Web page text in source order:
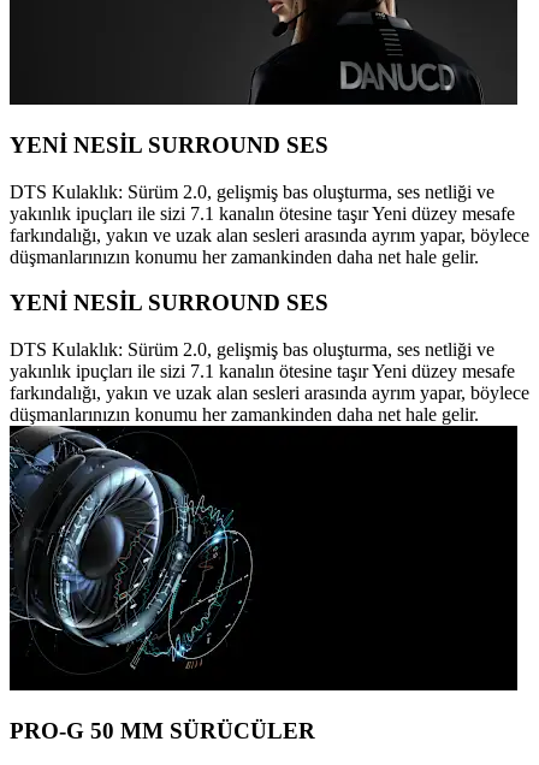
YENİ NESİL SURROUND SES
DTS Kulaklık: Sürüm 2.0, gelişmiş bas oluşturma, ses netliği ve
yakınlık ipuçları ile sizi 7.1 kanalın ötesine taşır Yeni düzey mesafe
farkındalığı, yakın ve uzak alan sesleri arasında ayrım yapar, böylece
düşmanlarınızın konumu her zamankinden daha net hale gelir.
YENİ NESİL SURROUND SES
DTS Kulaklık: Sürüm 2.0, gelişmiş bas oluşturma, ses netliği ve
yakınlık ipuçları ile sizi 7.1 kanalın ötesine taşır Yeni düzey mesafe
farkındalığı, yakın ve uzak alan sesleri arasında ayrım yapar, böylece
düşmanlarınızın konumu her zamankinden daha net hale gelir.
PRO-G 50 MM SÜRÜCÜLER